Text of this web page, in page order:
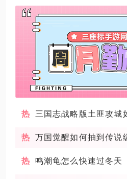
三国志战略版土匪攻城
万国觉醒如何抽到传说
鸣潮龟怎么快速过冬天